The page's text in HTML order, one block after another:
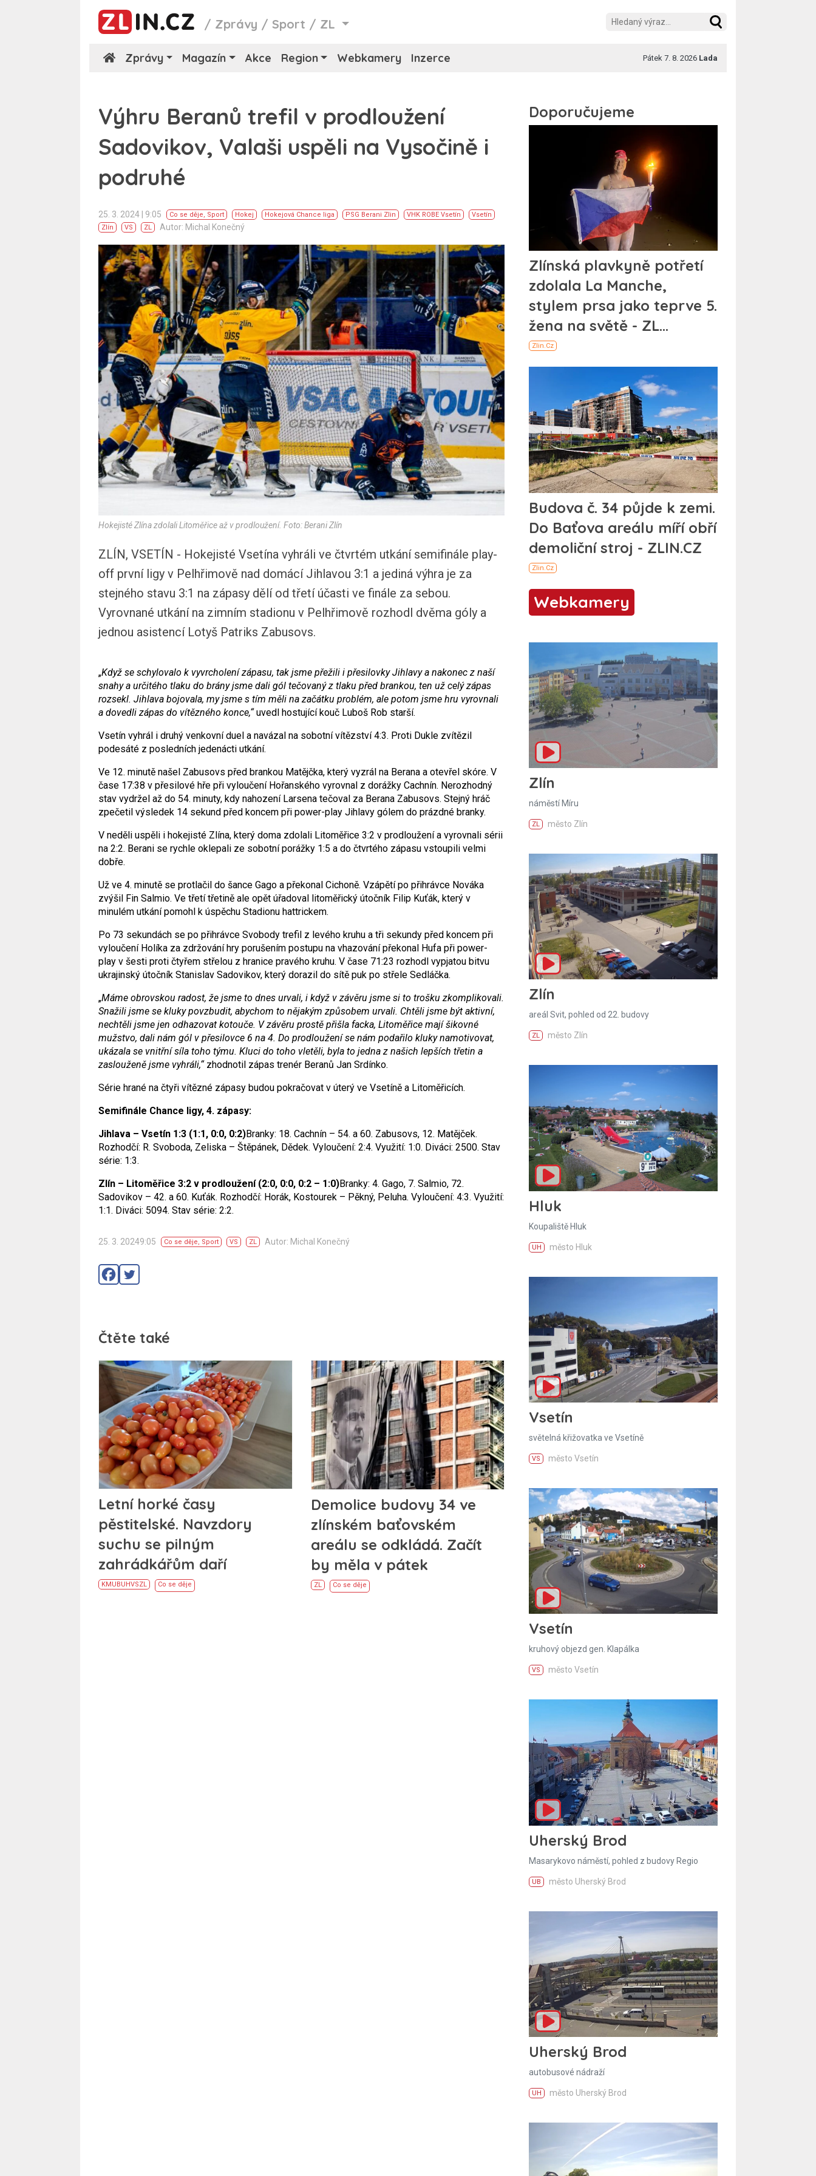
/ Zprávy /Sport / ZL
Zprávy Magazín Akce Region Webkamery Inzerce Pátek 7. 8. 2026 Lada
Výhru Beranů trefil v prodloužení
Sadovikov, Valaši uspěli na Vysočině i
podruhé
25. 3. 2024 | 9:05 Co se děje, Sport Hokej Hokejová Chance liga PSG Berani Zlin VHK ROBE Vsetín
Vsetín
Zlín
VS ZL Autor: Michal Konečný
Hokejisté Zlína zdolali Litoměřice až v prodloužení. Foto: Berani Zlín
ZLÍN, VSETÍN - Hokejisté Vsetína vyhráli ve čtvrtém utkání semifinále play-
off první ligy v Pelhřimově nad domácí Jihlavou 3:1 a jediná výhra je za
stejného stavu 3:1 na zápasy dělí od třetí účasti ve finále za sebou.
Vyrovnané utkání na zimním stadionu v Pelhřimově rozhodl dvěma góly a
jednou asistencí Lotyš Patriks Zabusovs.
„Když se schylovalo k vyvrcholení zápasu, tak jsme přežili i přesilovky Jihlavy a nakonec z naší
snahy a určitého tlaku do brány jsme dali gól tečovaný z tlaku před brankou, ten už celý zápas
rozsekl. Jihlava bojovala, my jsme s tím měli na začátku problém, ale potom jsme hru vyrovnali
a dovedli zápas do vítězného konce,“uvedl hostující kouč Luboš Rob starší.
Vsetín vyhrál i druhý venkovní duel a navázal na sobotní vítězství 4:3. Proti Dukle zvítězil
podesáté z posledních jedenácti utkání.
Ve 12. minutě našel Zabusovs před brankou Matějčka, který vyzrál na Berana a otevřel skóre. V
čase 17:38 v přesilové hře při vyloučení Hořanského vyrovnal z dorážky Cachnín. Nerozhodný
stav vydržel až do 54. minuty, kdy nahození Larsena tečoval za Berana Zabusovs. Stejný hráč
zpečetil výsledek 14 sekund před koncem při power-play Jihlavy gólem do prázdné branky.
V neděli uspěli i hokejisté Zlína, který doma zdolali Litoměřice 3:2 v prodloužení a vyrovnali sérii
na 2:2. Berani se rychle oklepali ze sobotní porážky 1:5 a do čtvrtého zápasu vstoupili velmi
dobře.
Už ve 4. minutě se protlačil do šance Gago a překonal Cichoně. Vzápětí po přihrávce Nováka
zvýšil Fin Salmio. Ve třetí třetině ale opět úřadoval litoměřický útočník Filip Kuťák, který v
minulém utkání pomohl k úspěchu Stadionu hattrickem.
Po 73 sekundách se po přihrávce Svobody trefil z levého kruhu a tři sekundy před koncem při
vyloučení Holíka za zdržování hry porušením postupu na vhazování překonal Hufa při power-
play v šesti proti čtyřem střelou z hranice pravého kruhu. V čase 71:23 rozhodl vypjatou bitvu
ukrajinský útočník Stanislav Sadovikov, který dorazil do sítě puk po střele Sedláčka.
„Máme obrovskou radost, že jsme to dnes urvali, i když v závěru jsme si to trošku zkomplikovali.
Snažili jsme se kluky povzbudit, abychom to nějakým způsobem urvali. Chtěli jsme být aktivní,
nechtěli jsme jen odhazovat kotouče. V závěru prostě přišla facka, Litoměřice mají šikovné
mužstvo, dali nám gól v přesilovce 6 na 4. Do prodloužení se nám podařilo kluky namotivovat,
ukázala se vnitřní síla toho týmu. Kluci do toho vletěli, byla to jedna z našich lepších třetin a
zaslouženě jsme vyhráli,“zhodnotil zápas trenér Beranů Jan Srdínko.
Série hrané na čtyři vítězné zápasy budou pokračovat v úterý ve Vsetíně a Litoměřicích.
Semifinále Chance ligy, 4. zápasy:
Jihlava – Vsetín 1:3 (1:1, 0:0, 0:2)Branky: 18. Cachnín – 54. a 60. Zabusovs, 12. Matějček.
Rozhodčí: R. Svoboda, Zeliska – Štěpánek, Dědek. Vyloučení: 2:4. Využití: 1:0. Diváci: 2500. Stav
série: 1:3.
Zlín – Litoměřice 3:2 v prodloužení (2:0, 0:0, 0:2 – 1:0)Branky: 4. Gago, 7. Salmio, 72.
Sadovikov – 42. a 60. Kuťák. Rozhodčí: Horák, Kostourek – Pěkný, Peluha. Vyloučení: 4:3. Využití:
1:1. Diváci: 5094. Stav série: 2:2.
25. 3. 20249:05 Co se děje, Sport VS ZL Autor: Michal Konečný
Čtěte také
Letní horké časy
pěstitelské. Navzdory
suchu se pilným
zahrádkářům daří
KM UBUHVSZL Co se děje
Demolice budovy 34 ve
zlínském baťovském
areálu se odkládá. Začít
by měla v pátek
ZL Co se děje
Webkamery
Zlín
náměstí Míru
ZL město Zlín
Zlín
areál Svit, pohled od 22. budovy
ZL město Zlín
Hluk
Koupaliště Hluk
UH město Hluk
Vsetín
světelná křižovatka ve Vsetíně
VS město Vsetín
Vsetín
kruhový objezd gen. Klapálka
VS město Vsetín
Uherský Brod
Masarykovo náměstí, pohled z budovy Regio
UB město Uherský Brod
Uherský Brod
autobusové nádraží
UH město Uherský Brod